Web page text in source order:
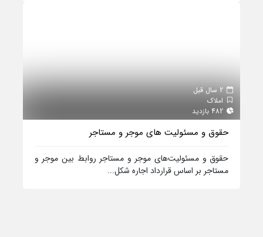
املاک
حقوق و مسئولیت‌ های موجر و مستاجر
حقوق و مسئولیت‌های موجر و مستاجر روابط بین موجر و
مستاجر بر اساس قرارداد اجاره شکل...